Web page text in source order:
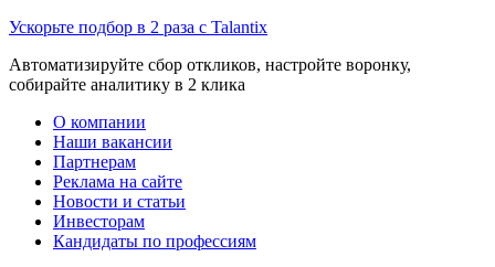
Ускорьте подбор в 2 раза с Talantix
Автоматизируйте сбор откликов, настройте воронку,
собирайте аналитику в 2 клика
О компании
Наши вакансии
Партнерам
Реклама на сайте
Новости и статьи
Инвесторам
Кандидаты по профессиям